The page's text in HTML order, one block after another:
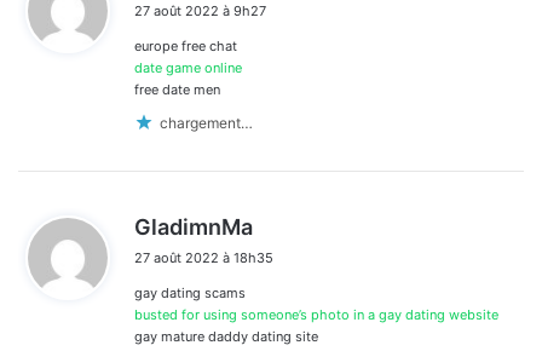
27 août 2022 à 9h27
europe free chat
date game online
free date men
chargement…
GladimnMa
t
:
27 août 2022 à 18h35
gay dating scams
busted for using someone’s photo in a gay dating website
gay mature daddy dating site